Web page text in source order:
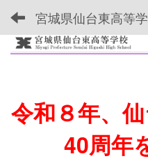
宮城県仙台東高等
令和８年、
40周年